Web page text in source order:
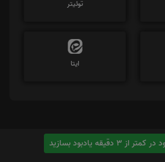
توئیتر
ایتا
دقیقه یادبود بسازید